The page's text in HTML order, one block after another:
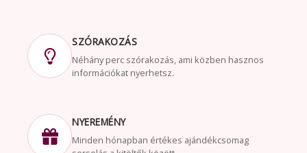
SZÓRAKOZÁS
Néhány perc szórakozás, ami közben hasznos
információkat nyerhetsz.
NYEREMÉNY
Minden hónapban értékes ajándékcsomag